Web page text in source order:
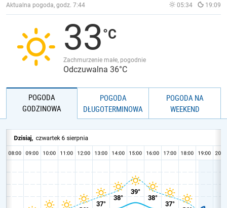
JAKOŚĆ POWIETRZA
Aktualna pogoda, godz. 7:44 05:34 19:09
33
Zachmurzenie małe, pogodnie
Odczuwalna 36°C
POGODA
GODZINOWA
POGODA
DŁUGOTERMINOWA
POGODA NA
WEEKEND